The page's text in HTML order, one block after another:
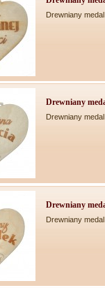
Drewniany medal
Drewniany
Drewniany medal
Drewniany
Drewniany medal